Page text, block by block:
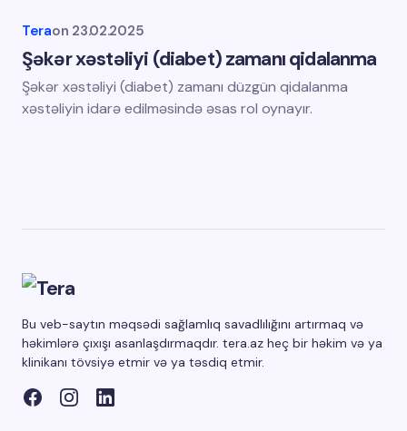
Teraon 23.02.2025
Şəkər xəstəliyi (diabet) zamanı qidalanma
Şəkər xəstəliyi (diabet) zamanı düzgün qidalanma
xəstəliyin idarə edilməsində əsas rol oynayır.
Bu veb-saytın məqsədi sağlamlıq savadlılığını artırmaq və
həkimlərə çıxışı asanlaşdırmaqdır. tera.az heç bir həkim və ya
klinikanı tövsiyə etmir və ya təsdiq etmir.